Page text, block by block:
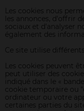
Les cookies nous
les annonces, d'offrir
sociaux et d'analyser
également des
Ce site utilise
Les cookies peuvent
peut utiliser des
indiqué dans le «
cookie temporaire ou
ordinateur ou votre
certaines parties du